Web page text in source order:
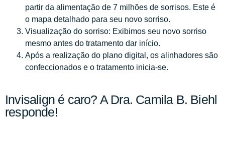
partir da alimentação de 7 milhões de sorrisos. Este é
o mapa detalhado para seu novo sorriso.
Visualização do sorriso: Exibimos seu novo sorriso
mesmo antes do tratamento dar início.
Após a realização do plano digital, os alinhadores são
confeccionados e o tratamento inicia-se.
Invisalign é caro? A Dra. Camila B. Biehl
responde!